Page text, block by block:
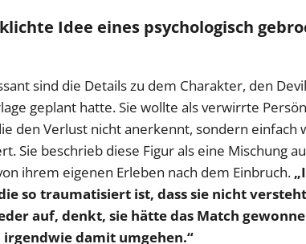
Idee eines psychologisch
sind die Details zu dem Charakter, den
geplant hatte. Sie wollte als verwirrte
den Verlust nicht anerkennt, sondern einfach
Sie beschrieb diese Figur als eine Mischung
ihrem eigenen Erleben nach dem Einbruch.
so traumatisiert ist, dass sie nicht
auf, denkt, sie hätte das Match
irgendwie damit umgehen.“